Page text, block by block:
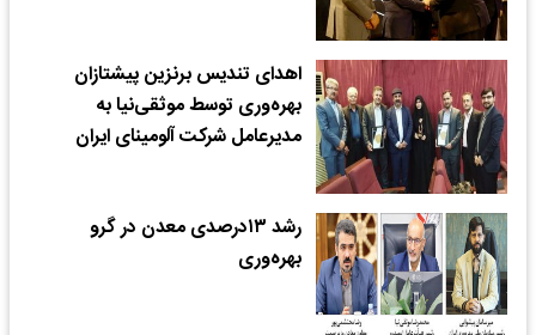
اهدای تندیس برنزین پیشتازان
بهره‌وری توسط موثقی‌نیا به
مدیرعامل شرکت آلومینای ایران
رشد ۱۳درصدی معدن در گرو
بهره‌‌‌وری